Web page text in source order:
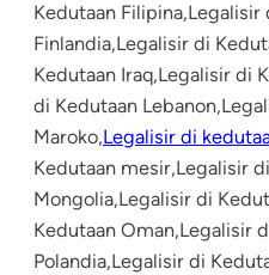
Kedutaan Filipina,Legalisir
Finlandia,Legalisir di
Kedutaan Iraq,Legalisir di
di Kedutaan
Maroko,Legalisir di
Kedutaan mesir,Legalisir
Mongolia,Legalisir di
Kedutaan Oman,Legalisir
Polandia,Legalisir di